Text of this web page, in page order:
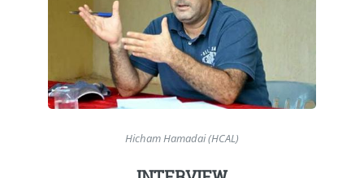
Hicham Hamadai (HCAL)